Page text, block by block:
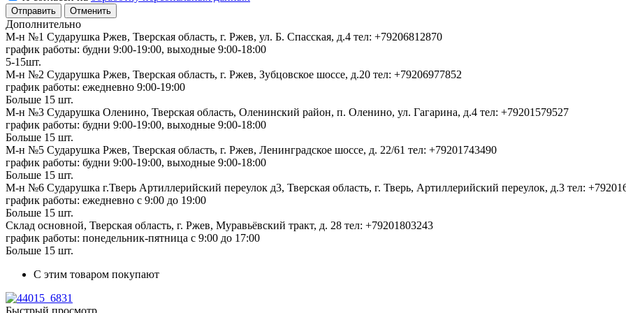
Отменить
Дополнительно
М-н №1 Сударушка Ржев, Тверская область, г. Ржев, ул. Б. Спасская, д.4 тел: +79206812870
график работы: будни 9:00-19:00, выходные 9:00-18:00
5-15шт.
М-н №2 Cударушка Ржев, Тверская область, г. Ржев, Зубцовское шоссе, д.20 тел: +79206977852
график работы: ежедневно 9:00-19:00
Больше 15 шт.
М-н №3 Сударушка Оленино, Тверская область, Оленинский район, п. Оленино, ул. Гагарина, д.4 тел: +79201579527
график работы: будни 9:00-19:00, выходные 9:00-18:00
Больше 15 шт.
М-н №5 Сударушка Ржев, Тверская область, г. Ржев, Ленинградское шоссе, д. 22/61 тел: +79201743490
график работы: будни 9:00-19:00, выходные 9:00-18:00
Больше 15 шт.
М-н №6 Сударушка г.Тверь Артиллерийский переулок д3, Тверская область, г. Тверь, Артиллерийский переулок, д.3 тел:
график работы: ежедневно с 9:00 до 19:00
Больше 15 шт.
Склад основной, Тверская область, г. Ржев, Муравьёвский тракт, д. 28 тел: +79201803243
график работы: понедельник-пятница с 9:00 до 17:00
Больше 15 шт.
С этим товаром покупают